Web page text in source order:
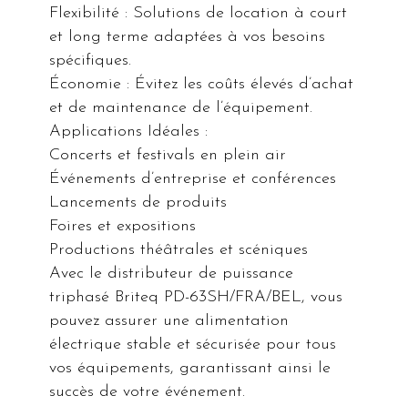
Flexibilité : Solutions de location à court
et long terme adaptées à vos besoins
spécifiques.
Économie : Évitez les coûts élevés d’achat
et de maintenance de l’équipement.
Applications Idéales :
Concerts et festivals en plein air
Événements d’entreprise et conférences
Lancements de produits
Foires et expositions
Productions théâtrales et scéniques
Avec le distributeur de puissance
triphasé Briteq PD-63SH/FRA/BEL, vous
pouvez assurer une alimentation
électrique stable et sécurisée pour tous
vos équipements, garantissant ainsi le
succès de votre événement.